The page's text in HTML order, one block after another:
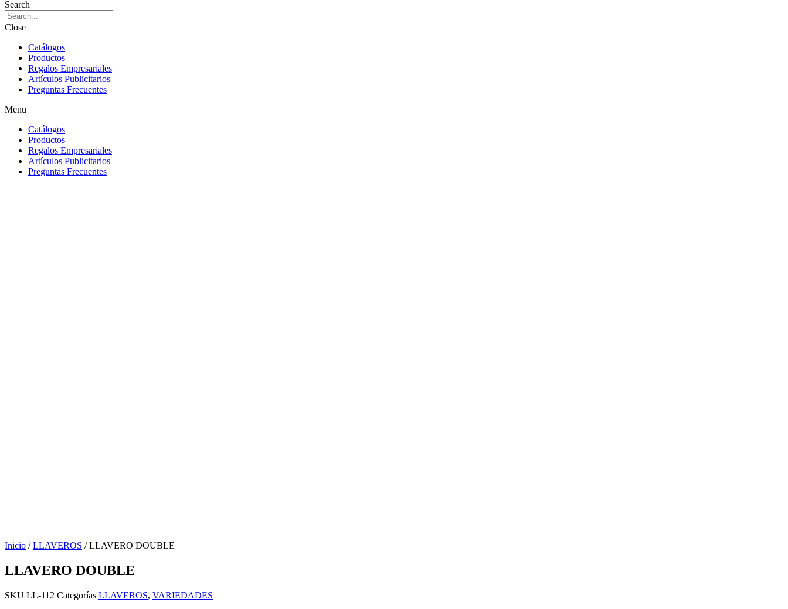
Search
Close
Catálogos
Productos
Regalos Empresariales
Artículos Publicitarios
Preguntas Frecuentes
Menu
Catálogos
Productos
Regalos Empresariales
Artículos Publicitarios
Preguntas Frecuentes
Inicio /LLAVEROS / LLAVERO DOUBLE
LLAVERO DOUBLE
SKU LL-112 Categorías LLAVEROS, VARIEDADES